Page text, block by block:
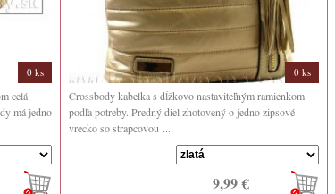
0 ks
celá
má jedno
0 ks
Crossbody kabelka s dĺžkovo nastaviteľným ramienkom
podľa potreby. Predný diel zhotovený o jedno zipsové
vrecko so strapcovou ...
9,99 €